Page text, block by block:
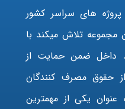
های سراسر کشور
مجموعه تلاش میکند با
داخل ضمن حمایت از
حقوق مصرف کنندگان
یکی از مهمترین